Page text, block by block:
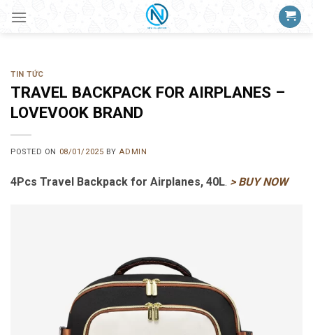
TIN TỨC
TRAVEL BACKPACK FOR AIRPLANES –
LOVEVOOK BRAND
POSTED ON 08/01/2025 BY ADMIN
4Pcs Travel Backpack for Airplanes, 40L. > BUY NOW